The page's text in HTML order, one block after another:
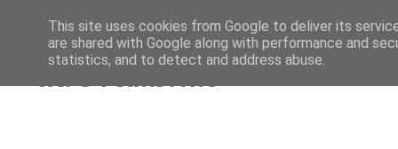
iltrovalibri.it
This site uses cookies from Google to deliver its
are shared with Google along with performance and
statistics, and to detect and address abuse.